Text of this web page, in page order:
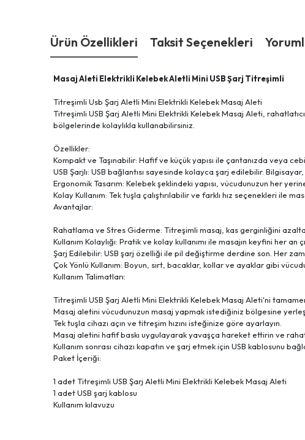
Ürün Özellikleri Taksit Seçenekleri
Masaj Aleti Elektrikli Kelebek Aletli Mini USB Şarj Titreşimli
Titreşimli Usb Şarj Aletli Mini Elektrikli Kelebek Masaj Aleti
Titreşimli USB Şarj Aletli Mini Elektrikli Kelebek Masaj Aleti,
bölgelerinde kolaylıkla kullanabilirsiniz.
Özellikler:
Kompakt ve Taşınabilir: Hafif ve küçük yapısı ile çantanızda veya
USB Şarjlı: USB bağlantısı sayesinde kolayca şarj edilebilir.
Ergonomik Tasarım: Kelebek şeklindeki yapısı, vücudunuzun her
Kolay Kullanım: Tek tuşla çalıştırılabilir ve farklı hız seçenekleri ile
Avantajlar:
Rahatlama ve Stres Giderme: Titreşimli masaj, kas gerginliğini
Kullanım Kolaylığı: Pratik ve kolay kullanımı ile masajın keyfini her an
Şarj Edilebilir: USB şarj özelliği ile pil değiştirme derdine son. Her
Çok Yönlü Kullanım: Boyun, sırt, bacaklar, kollar ve ayaklar gibi
Kullanım Talimatları:
Titreşimli USB Şarj Aletli Mini Elektrikli Kelebek Masaj Aleti'ni
Masaj aletini vücudunuzun masaj yapmak istediğiniz bölgesine
Tek tuşla cihazı açın ve titreşim hızını isteğinize göre ayarlayın.
Masaj aletini hafif baskı uygulayarak yavaşça hareket ettirin ve
Kullanım sonrası cihazı kapatın ve şarj etmek için USB kablosunu
Paket İçeriği:
1 adet Titreşimli USB Şarj Aletli Mini Elektrikli Kelebek Masaj Aleti
1 adet USB şarj kablosu
Kullanım kılavuzu